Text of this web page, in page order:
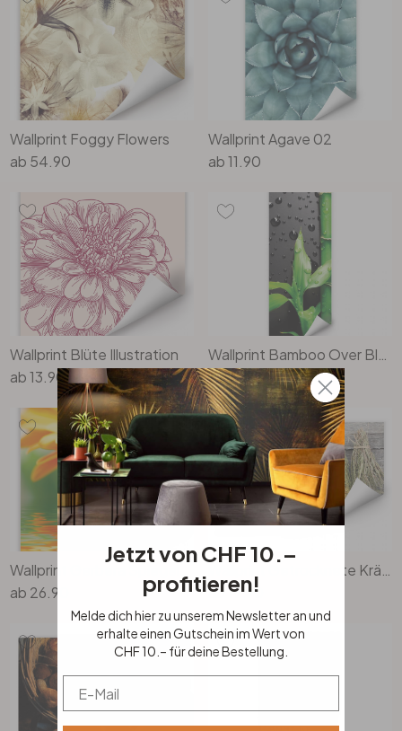
Wallprint Foggy Flowers
ab 54.90
Wallprint Agave 02
ab11.90
Wallprint Blüte Illustration
ab13.90
Wallprint Bamboo Over Black - Panorama
ab19.90
ab 26.90
Wallprint Getrocknete Kräuter
ab19.90
Jetzt von CHF 10.–
profitieren!
Melde dich hier zu unserem Newsletter an und
erhalte einen Gutschein im Wert von
CHF 10.– für deine Bestellung.
Email